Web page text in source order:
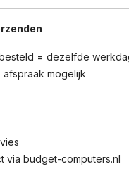
= dezelfde
afspraak mogelijk
via budget-computers.nl